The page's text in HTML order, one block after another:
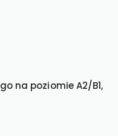
na poziomie A2/B1,